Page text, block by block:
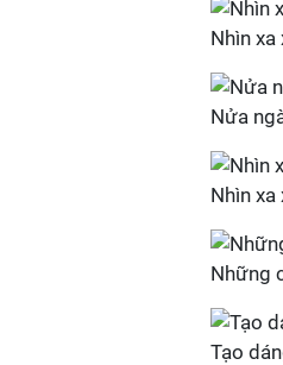
Nhìn xa
Nửa
Nhìn xa
Những
Tạo